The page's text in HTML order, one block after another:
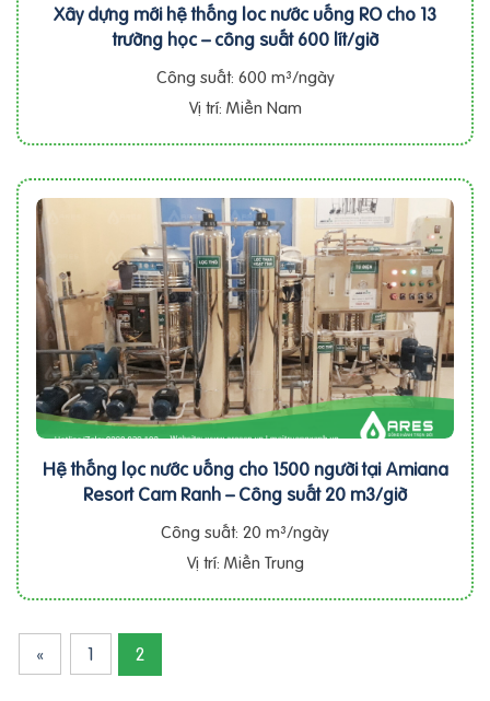
Xây dựng mới hệ thống loc nước uống RO cho 13
trường học – công suất 600 lít/giờ
Công suất: 600 m³/ngày
Vị trí: Miền Nam
Hệ thống lọc nước uống cho 1500 người tại Amiana
Resort Cam Ranh – Công suất 20 m3/giờ
Công suất: 20 m³/ngày
Vị trí: Miền Trung
« 1 2